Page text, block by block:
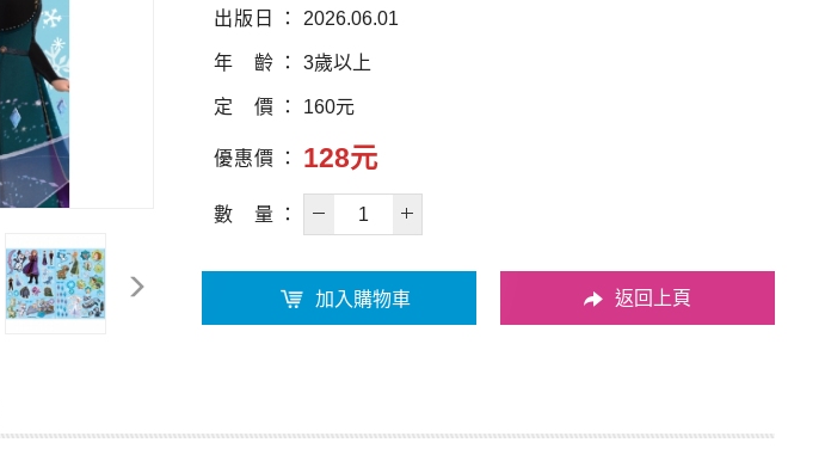
出版 日 2026.06.01
年 齡 3歲以上
定 價 160元
優惠價 128元
數 量
加入購物車 返回上頁